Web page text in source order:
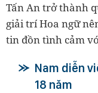
Tấn An trở thành
giải trí Hoa ngữ
tin đồn tình cảm
Nam diễn
18 năm